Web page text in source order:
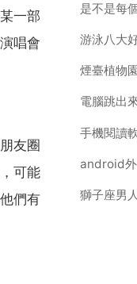
一部
唱會
友圈
可能
們有
是不是每
游泳八大
android外
獅子座男